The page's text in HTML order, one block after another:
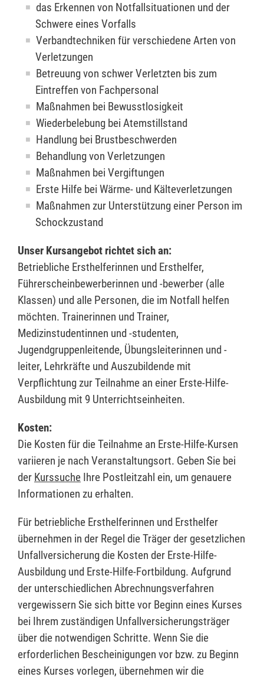
das Erkennen von Notfallsituationen und der
Schwere eines Vorfalls
Verbandtechniken für verschiedene Arten von
Verletzungen
Betreuung von schwer Verletzten bis zum
Eintreffen von Fachpersonal
Maßnahmen bei Bewusstlosigkeit
Wiederbelebung bei Atemstillstand
Handlung bei Brustbeschwerden
Behandlung von Verletzungen
Maßnahmen bei Vergiftungen
Erste Hilfe bei Wärme- und Kälteverletzungen
Maßnahmen zur Unterstützung einer Person im
Schockzustand
Unser Kursangebot richtet sich an:
Betriebliche Ersthelferinnen und Ersthelfer,
Führerscheinbewerberinnen und -bewerber (alle
Klassen) und alle Personen, die im Notfall helfen
möchten. Trainerinnen und Trainer,
Medizinstudentinnen und -studenten,
Jugendgruppenleitende, Übungsleiterinnen und -
leiter, Lehrkräfte und Auszubildende mit
Verpflichtung zur Teilnahme an einer Erste-Hilfe-
Ausbildung mit 9 Unterrichtseinheiten.
Kosten:
Die Kosten für die Teilnahme an Erste-Hilfe-Kursen
variieren je nach Veranstaltungsort. Geben Sie bei
der Kurssuche Ihre Postleitzahl ein, um genauere
Informationen zu erhalten.
Für betriebliche Ersthelferinnen und Ersthelfer
übernehmen in der Regel die Träger der gesetzlichen
Unfallversicherung die Kosten der Erste-Hilfe-
Ausbildung und Erste-Hilfe-Fortbildung. Aufgrund
der unterschiedlichen Abrechnungsverfahren
vergewissern Sie sich bitte vor Beginn eines Kurses
bei Ihrem zuständigen Unfallversicherungsträger
über die notwendigen Schritte. Wenn Sie die
erforderlichen Bescheinigungen vor bzw. zu Beginn
eines Kurses vorlegen, übernehmen wir die